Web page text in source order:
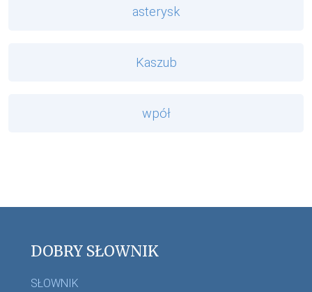
asterysk
Kaszub
wpół
DOBRY SŁOWNIK
SŁOWNIK